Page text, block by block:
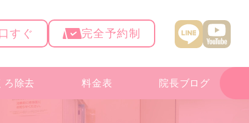
すぐ 完全予約制
ろ除去 料金表 院長ブログ